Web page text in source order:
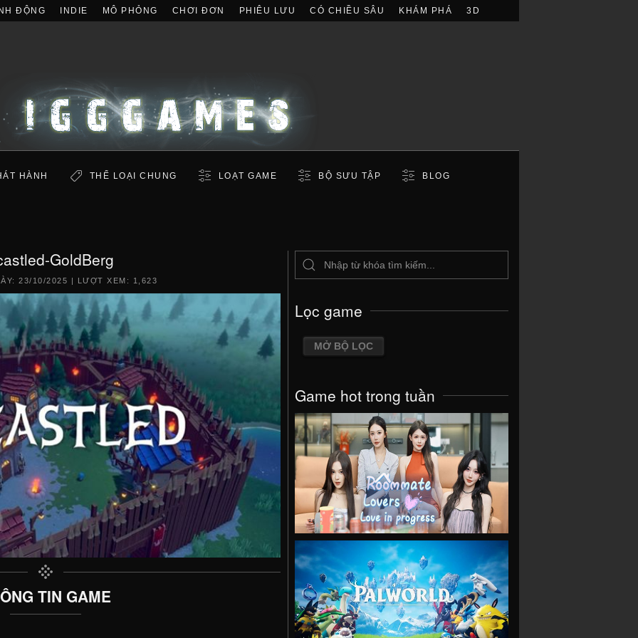
ĐỘNG INDIE MÔ PHỎNG CHƠI ĐƠN PHIÊU LƯU CÓ CHIỀU SÂU KHÁM PHÁ 3D
HÀNH THỂ LOẠI CHUNG LOẠT GAME BỘ SƯU TẬP BLOG
GoldBerg
23/10/2025 | LƯỢT XEM: 1,623
TIN GAME
Lọc game
MỞ BỘ LỌC
Game hot trong tuần
VIEW
VIEW